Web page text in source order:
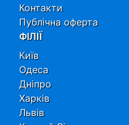
Контакти
Публічна оферта
ФІЛІЇ
Київ
Одеса
Дніпро
Харків
Львів